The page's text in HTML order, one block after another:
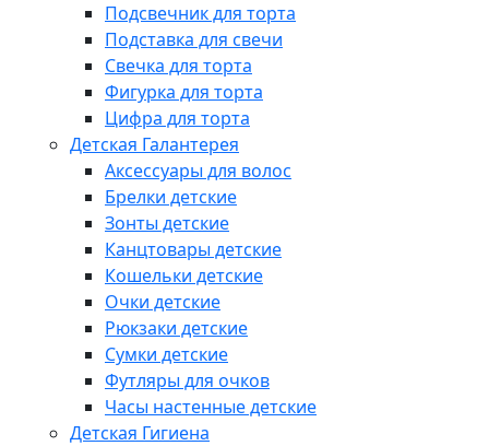
Подсвечник для торта
Подставка для свечи
Свечка для торта
Фигурка для торта
Цифра для торта
Детская Галантерея
Аксессуары для волос
Брелки детские
Зонты детские
Канцтовары детские
Кошельки детские
Очки детские
Рюкзаки детские
Сумки детские
Футляры для очков
Часы настенные детские
Детская Гигиена